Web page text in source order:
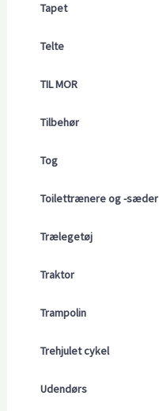
Tapet
Telte
TIL MOR
Tilbehør
Tog
Toilettrænere og -sæder
Trælegetøj
Traktor
Trampolin
Trehjulet cykel
Udendørs